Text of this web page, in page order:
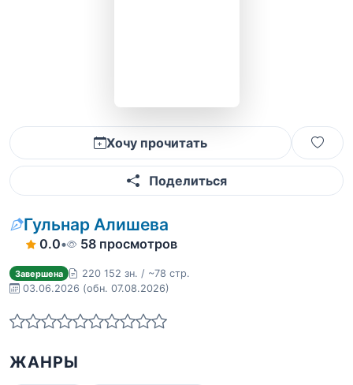
Хочу прочитать
Поделиться
Гульнар Алишева
0.0• 58 просмотров
Завершена
220 152 зн. / ~78 стр.
03.06.2026 (обн. 07.08.2026)
ЖАНРЫ